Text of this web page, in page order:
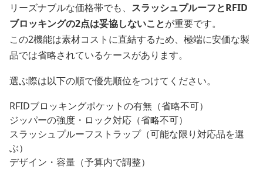
リーズナブルな価格帯でも、 スラッシュプルーフとRFID
ブロッキングの2点は妥協しないことが重要です。
この2機能は素材コストに直結するため、極端に安価な製
品では省略されているケースがあります。
選ぶ際は以下の順で優先順位をつけてください。
RFIDブロッキングポケットの有無（省略不可）
ジッパーの強度・ロック対応（省略不可）
スラッシュプルーフストラップ（可能な限り対応品を選
ぶ）
デザイン・容量（予算内で調整）